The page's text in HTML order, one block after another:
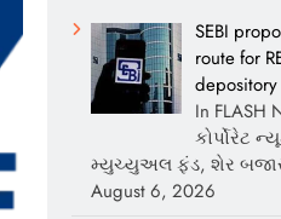
SEBI
route for
In FLASH
કોર્પોરેટ
મ્યુચ્યુઅલ ફંડ, શેર
August 6, 2026